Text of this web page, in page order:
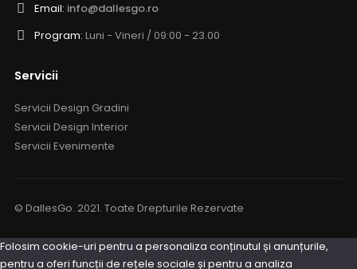
Email: info@dallesgo.ro
Program: Luni - Vineri / 09:00 - 23.00
Servicii
Servicii Design Gradini
Servicii Design Interior
Servicii Evenimente
© DallesGo. 2021. Toate Drepturile Rezervate
Folosim cookie-uri pentru a personaliza conținutul și anunțurile,
pentru a oferi funcții de rețele sociale și pentru a analiza